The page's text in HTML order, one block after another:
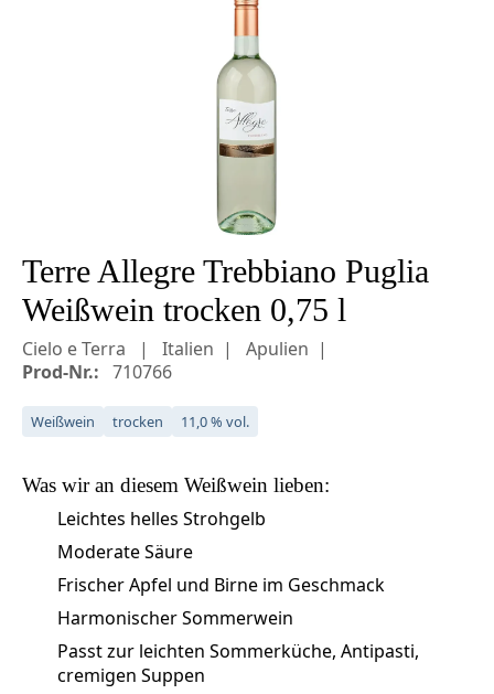
Terre Allegre Trebbiano Puglia
Weißwein trocken 0,75 l
Cielo e Terra Italien
Apulien
Prod-Nr.: 710766
Weißwein trocken 11,0 % vol.
Was wir an diesem Weißwein lieben:
Leichtes helles Strohgelb
Moderate Säure
Frischer Apfel und Birne im Geschmack
Harmonischer Sommerwein
Passt zur leichten Sommerküche, Antipasti,
cremigen Suppen